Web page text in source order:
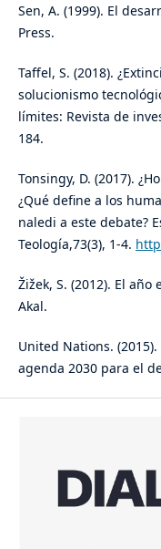
Sen, A. (1999). El
Press.
Taffel, S. (2018).
solucionismo
límites: Revista de
184.
Tonsingy, D. (2017).
¿Qué define a los
naledi a este debate?
Teología,73(3), 1-4.
Žižek, S. (2012). El
Akal.
United Nations.
agenda 2030 para el